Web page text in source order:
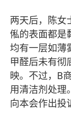
两天后，陈女
俬的表面都是
均有一层如薄
甲醛后未有彻
映。不过，B
用清洁剂处理
向本会作出投